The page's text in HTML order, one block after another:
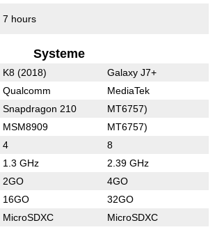
7 hours
Systeme
K8 (2018) Galaxy J7+
Qualcomm MediaTek
Snapdragon 210 MT6757)
MSM8909 MT6757)
4 8
1.3 GHz 2.39 GHz
2GO 4GO
16GO 32GO
MicroSDXC MicroSDXC